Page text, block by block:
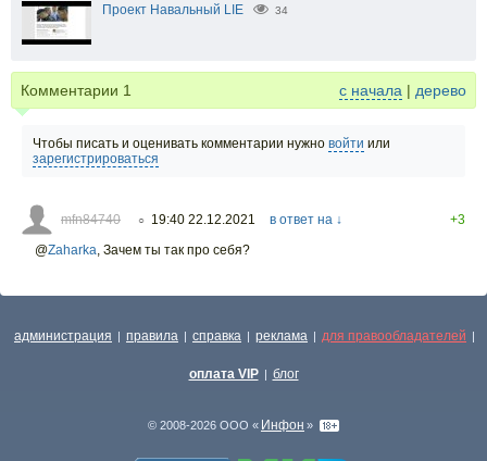
Проект Навальный LIE 34
Комментарии 1 с начала | дерево
Чтобы писать и оценивать комментарии нужно войти или
зарегистрироваться
mfn84740 ○ 19:40 22.12.2021 в ответ на ↓
+3
@Zaharka, Зачем ты так про себя?
администрация | правила | справка | реклама | для правообладателей |
оплата VIP | блог
© 2008-2026 ООО « Инфон »